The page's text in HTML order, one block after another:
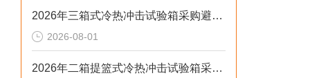
2026年三箱式冷热冲击试验箱采购避坑：静测工况、参数与合规选型逻辑
2026-08-01
2026年二箱提篮式冷热冲击试验箱采购避坑：参数、工况与合规逻辑